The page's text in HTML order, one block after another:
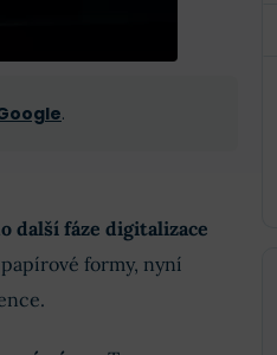
.
další fáze digitalizace
formy, nyní